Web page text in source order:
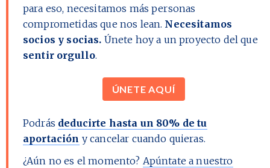
para eso, necesitamos más personas
comprometidas que nos lean. Necesitamos
socios y socias. Únete hoy a un proyecto del que
sentir orgullo.
ÚNETE AQUÍ
Podrás deducirte hasta un 80% de tu
aportación y cancelar cuando quieras.
¿Aún no es el momento? Apúntate a nuestro